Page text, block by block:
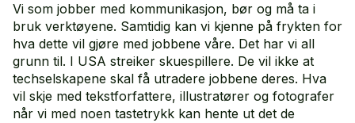
Vi som jobber med kommunikasjon, bør og må ta i
bruk verktøyene. Samtidig kan vi kjenne på frykten for
hva dette vil gjøre med jobbene våre. Det har vi all
grunn til. I USA streiker skuespillere. De vil ikke at
techselskapene skal få utradere jobbene deres. Hva
vil skje med tekstforfattere, illustratører og fotografer
når vi med noen tastetrykk kan hente ut det de